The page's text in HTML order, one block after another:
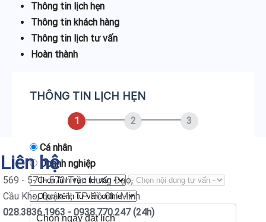
Thông tin lịch hẹn
Thông tin khách hàng
Thông tin lịch tư vấn
Hoàn thành
THÔNG TIN LỊCH HẸN
1 2 3
Cá nhân
Doanh nghiệp
Liên hệ
569 - 571- 573 Trần Hưng Đạo,
Cầu Kho, Quận 1, TP. Hồ Chí Minh.
028.3836.1963 - 0938.770.247 (24h)